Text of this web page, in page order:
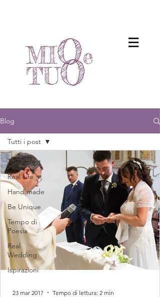
Blog
Tutti i post
Real Life
Hand made
Be Unique
Tempo di
Poesia
Real
Wedding
Ispirazioni
Tutti i post
23 mar 2017 Tempo di lettura: 2 min